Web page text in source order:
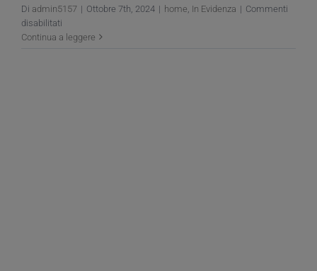
Di admin5157 | Ottobre 7th, 2024 | home In Evidenza | Commenti
disabilitati
Prima
Continua a leggere